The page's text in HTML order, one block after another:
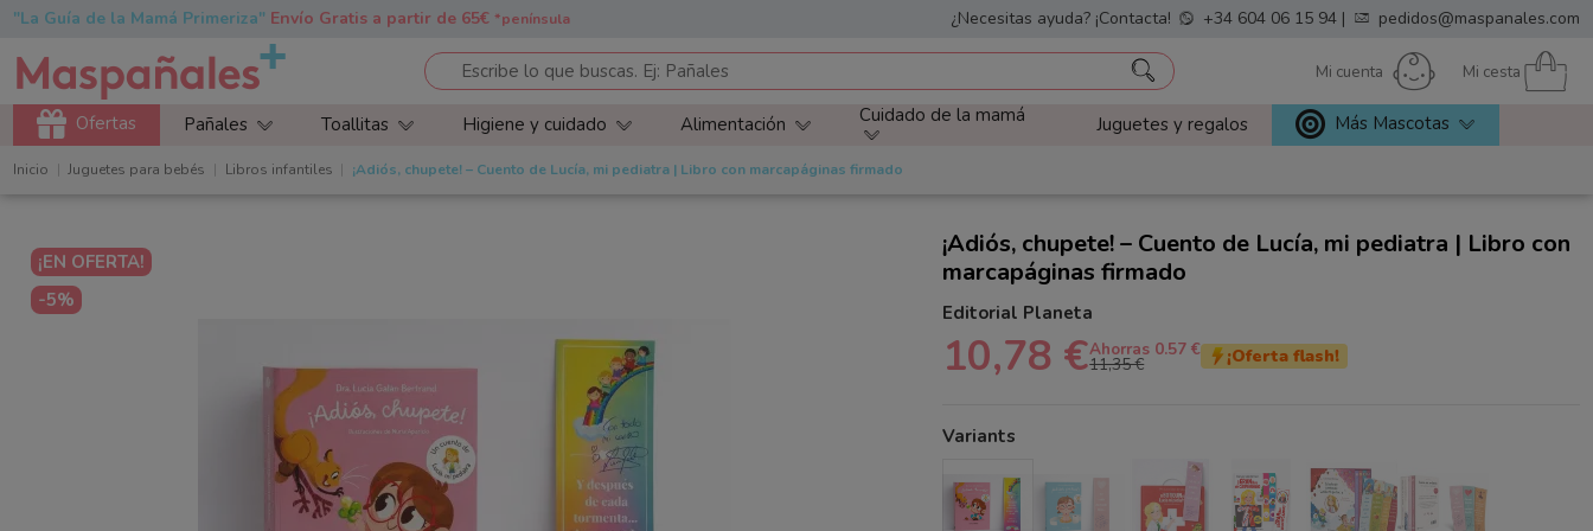
"La Guía de la Mamá Primeriza" Envío Gratis a partir de 65€*península ¿Necesitas ayuda? ¡Contacta! +34 604 06 15 94 | pedidos@maspanales.com
Mi cuenta Mi cesta
Ofertas Pañales Toallitas Higiene y cuidado Alimentación Cuidado de la mamá Juguetes y regalos Más Mascotas
Inicio Juguetes para bebés Libros infantiles ¡Adiós, chupete! – Cuento de Lucía, mi pediatra | Libro con marcapáginas firmado
¡EN OFERTA!
-5%
¡Adiós, chupete! – Cuento de Lucía, mi pediatra | Libro con
marcapáginas firmado
Editorial Planeta
10,78 €Ahorras 0.57 €
11,35 € ¡Oferta flash!
Variants